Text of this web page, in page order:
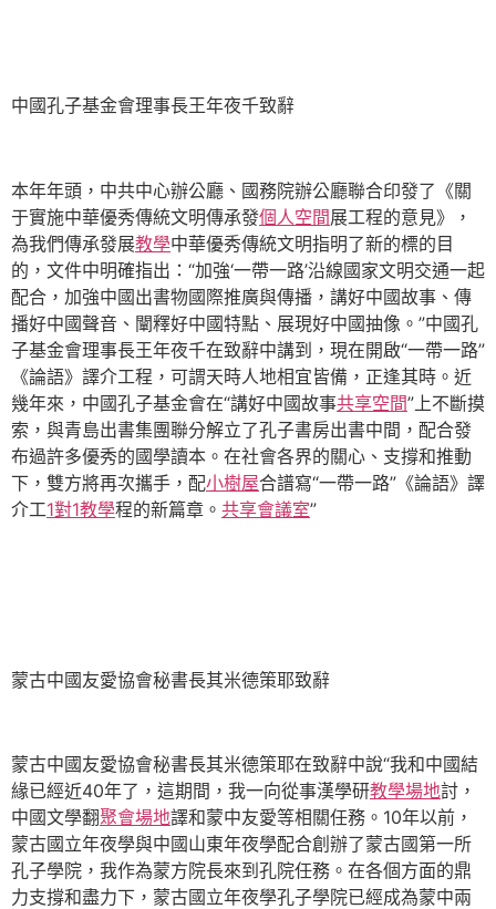
中國孔子基金會理事長王年夜千致辭
本年年頭，中共中心辦公廳、國務院辦公廳聯合印發了《關
于實施中華優秀傳統文明傳承發個人空間展工程的意見》，
為我們傳承發展教學中華優秀傳統文明指明了新的標的目
的，文件中明確指出：“加強‘一帶一路’沿線國家文明交通一起
配合，加強中國出書物國際推廣與傳播，講好中國故事、傳
播好中國聲音、闡釋好中國特點、展現好中國抽像。”中國孔
子基金會理事長王年夜千在致辭中講到，現在開啟“一帶一路”
《論語》譯介工程，可謂天時人地相宜皆備，正逢其時。近
幾年來，中國孔子基金會在“講好中國故事共享空間”上不斷摸
索，與青島出書集團聯分解立了孔子書房出書中間，配合發
布過許多優秀的國學讀本。在社會各界的關心、支撐和推動
下，雙方將再次攜手，配小樹屋合譜寫“一帶一路”《論語》譯
介工1對1教學程的新篇章。 共享會議室”
蒙古中國友愛協會秘書長其米德策耶致辭
蒙古中國友愛協會秘書長其米德策耶在致辭中說“我和中國結
緣已經近40年了，這期間，我一向從事漢學研教學場地討，
中國文學翻聚會場地譯和蒙中友愛等相關任務。10年以前，
蒙古國立年夜學與中國山東年夜學配合創辦了蒙古國第一所
孔子學院，我作為蒙方院長來到孔院任務。在各個方面的鼎
力支撐和盡力下，蒙古國立年夜學孔子學院已經成為蒙中兩